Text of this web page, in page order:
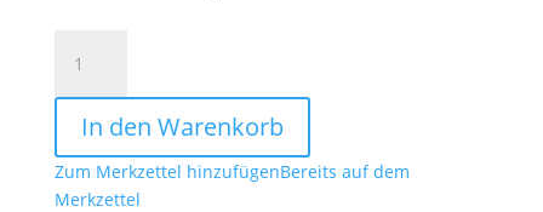
faltbar
40
oliv
Menge
In den Warenkorb
Zum Merkzettel hinzufügenBereits auf dem
Merkzettel